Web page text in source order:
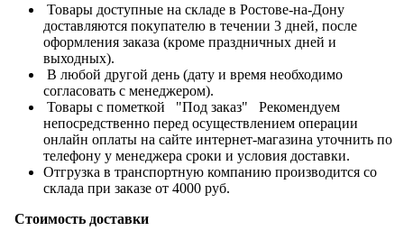
Товары доступные на складе в Ростове-на-Дону
доставляются покупателю в течении 3 дней, после
оформления заказа (кроме праздничных дней и
выходных).
В любой другой день (дату и время необходимо
согласовать с менеджером).
Товары с пометкой "Под заказ" Рекомендуем
непосредственно перед осуществлением операции
онлайн оплаты на сайте интернет-магазина уточнить по
телефону у менеджера сроки и условия доставки.
Отгрузка в транспортную компанию производится со
склада при заказе от 4000 руб.
Стоимость доставки